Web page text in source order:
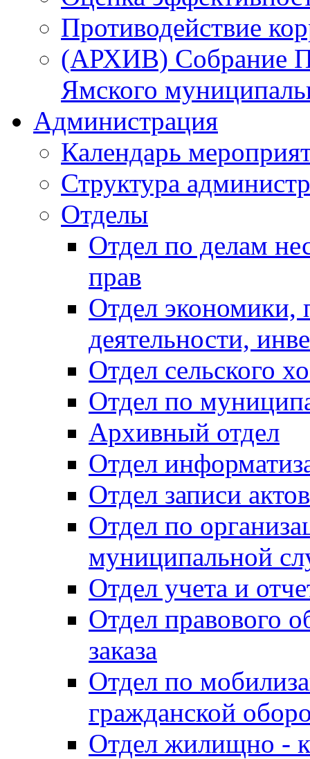
Противодействие
(АРХИВ) Собрание
Ямского
Администрация
Календарь
Структура
Отделы
Отдел по делам
прав
Отдел экономики,
деятельности,
Отдел сельского
Отдел по
Архивный отдел
Отдел
Отдел записи
Отдел по
муниципальной
Отдел учета и
Отдел правового
заказа
Отдел по
гражданской
Отдел жилищно -